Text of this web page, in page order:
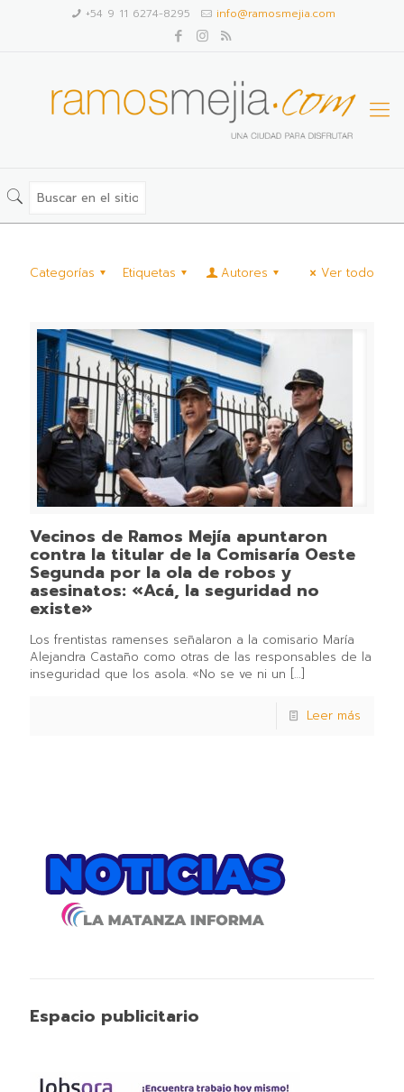
+54 9 11 6274-8295 info@ramosmejia.com
Categorías Etiquetas Autores Ver todo
Vecinos de Ramos Mejía apuntaron
contra la titular de la Comisaría Oeste
Segunda por la ola de robos y
asesinatos: «Acá, la seguridad no
existe»
Los frentistas ramenses señalaron a la comisario María
Alejandra Castaño como otras de las responsables de la
inseguridad que los asola. «No se ve ni un […]
Leer más
Espacio publicitario